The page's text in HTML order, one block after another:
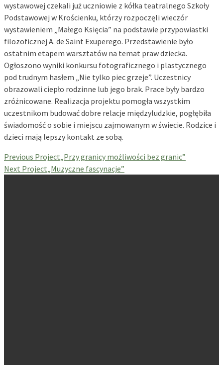
wystawowej czekali już uczniowie z kółka teatralnego Szkoły
Podstawowej w Krościenku, którzy rozpoczęli wieczór
wystawieniem „Małego Księcia” na podstawie przypowiastki
filozoficznej A. de Saint Exuperego. Przedstawienie było
ostatnim etapem warsztatów na temat praw dziecka.
Ogłoszono wyniki konkursu fotograficznego i plastycznego
pod trudnym hasłem „Nie tylko piec grzeje”. Uczestnicy
obrazowali ciepło rodzinne lub jego brak. Prace były bardzo
zróżnicowane. Realizacja projektu pomogła wszystkim
uczestnikom budować dobre relacje międzyludzkie, pogłębiła
świadomość o sobie i miejscu zajmowanym w świecie. Rodzice i
dzieci mają lepszy kontakt ze sobą.
Previous Project„Przy granicy możliwości bez granic”
Next Project„Muzyczne fascynacje”